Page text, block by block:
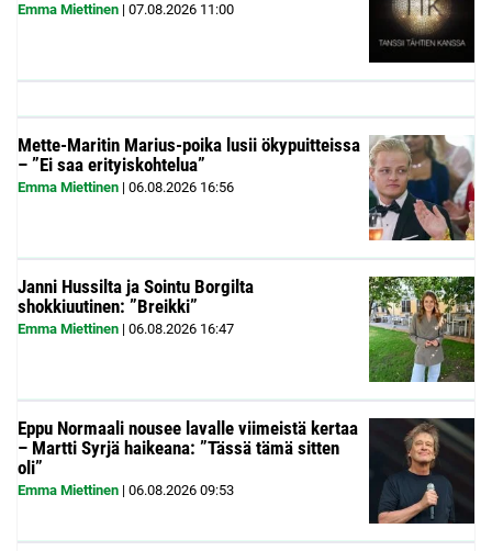
Emma Miettinen | 07.08.2026 11:00
Mette-Maritin Marius-poika lusii ökypuitteissa
– ”Ei saa erityiskohtelua”
Emma Miettinen | 06.08.2026 16:56
Janni Hussilta ja Sointu Borgilta
shokkiuutinen: ”Breikki”
Emma Miettinen | 06.08.2026 16:47
Eppu Normaali nousee lavalle viimeistä kertaa
– Martti Syrjä haikeana: ”Tässä tämä sitten
oli”
Emma Miettinen | 06.08.2026 09:53